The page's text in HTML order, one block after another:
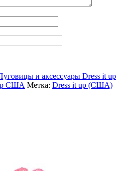
и аксессуары Dress it up
США Метка: Dress it up (США)